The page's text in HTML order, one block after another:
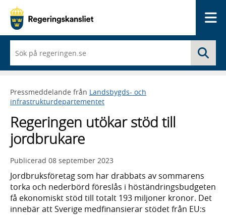
du
börjar
skriva
framträder
en
med
sökförslag
Pressmeddelande från Landsbygds- och
infrastrukturdepartementet
Regeringen utökar stöd till
jordbrukare
Publicerad 08 september 2023
Jordbruksföretag som har drabbats av sommarens
torka och nederbörd föreslås i höständringsbudgeten
få ekonomiskt stöd till totalt 193 miljoner kronor. Det
innebär att Sverige medfinansierar stödet från EU:s